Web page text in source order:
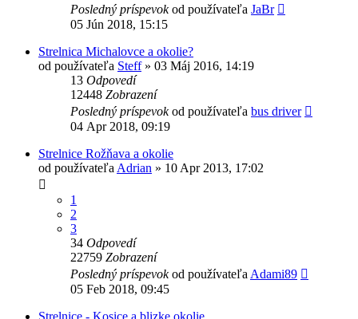
Posledný príspevokod používateľa JaBr
05 Jún 2018, 15:15
Strelnica Michalovce a okolie?
od používateľa Steff» 03 Máj 2016, 14:19
13 Odpovedí
12448 Zobrazení
Posledný príspevokod používateľa bus driver
04 Apr 2018, 09:19
Strelnice Rožňava a okolie
od používateľa Adrian » 10 Apr 2013, 17:02
1
2
3
34 Odpovedí
22759 Zobrazení
Posledný príspevokod používateľa Adami89
05 Feb 2018, 09:45
Strelnice - Kosice a blizke okolie